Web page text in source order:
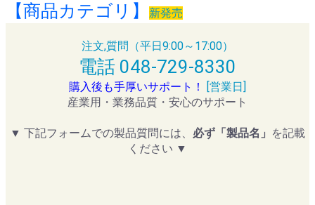
【商品カテゴリ】 新発売
注文,質問（平日9:00～17:00）
電話 048-729-8330
購入後も手厚いサポート！
[営業日]
産業用・業務品質・安心のサポート
▼ 下記フォームでの製品質問には、 必ず「製品名」 を記載
ください ▼